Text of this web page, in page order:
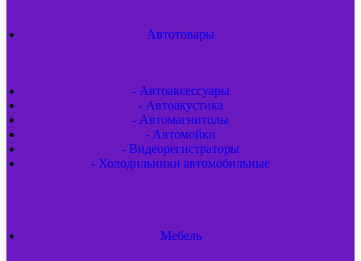
Автотовары
- Автоаксессуары
- Автоакустика
- Автомагнитолы
- Автомойки
- Видеорегистраторы
- Холодильники автомобильные
Мебель